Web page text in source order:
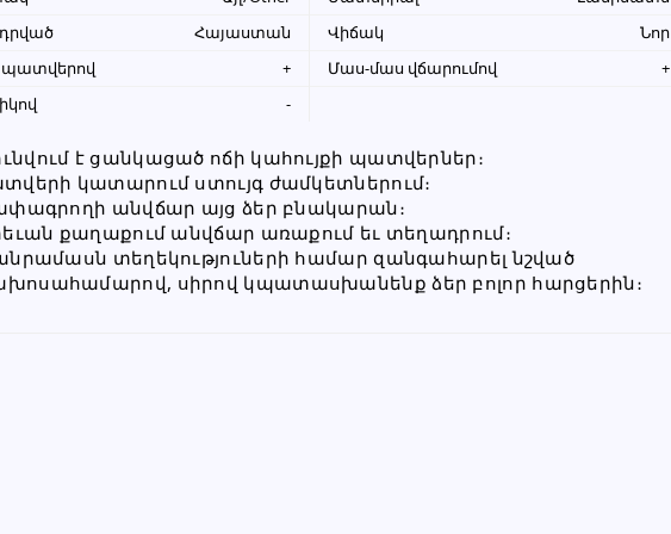
Հայաստան Վիճակ
Նոր
պատվերով
+ Մաս-մաս վճարումով
+
-
է ցանկացած ոճի կահույքի պատվերներ։
կատարում ստույգ ժամկետներում։
անվճար այց ձեր բնակարան։
քաղաքում անվճար առաքում եւ տեղադրում։
տեղեկություների համար զանգահարել նշված
սիրով կպատասխանենք ձեր բոլոր հարցերին։